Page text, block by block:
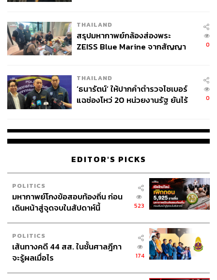
THAILAND
สรุปมหากาพย์กล้องส่องพระ
ZEISS Blue Marine จากสัญญา
จ่ายหนี้-แอบระบุแบรนด์
0
THAILAND
‘ธนารัตน์’ ให้ปากคำตำรวจไซเบอร์
แฉช่องโหว่ 20 หน่วยงานรัฐ ยันไร้
0
EDITOR'S PICKS
POLITICS
มหากาพย์โกงข้อสอบท้องถิ่น ก่อน
เดินหน้าสู่จุดจบในสัปดาห์นี้
523
POLITICS
เส้นทางคดี 44 สส. ในชั้นศาลฎีกา
จะรู้ผลเมื่อไร
174